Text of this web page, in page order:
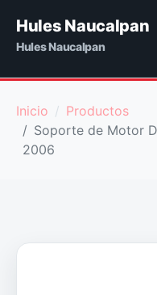
Hules Naucalpan
Hules Naucalpan
Inicio
Productos
Soporte de Motor
2006